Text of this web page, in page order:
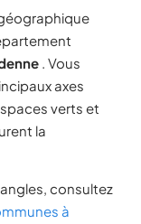
. Vous
axes
verts et
la
consultez
à